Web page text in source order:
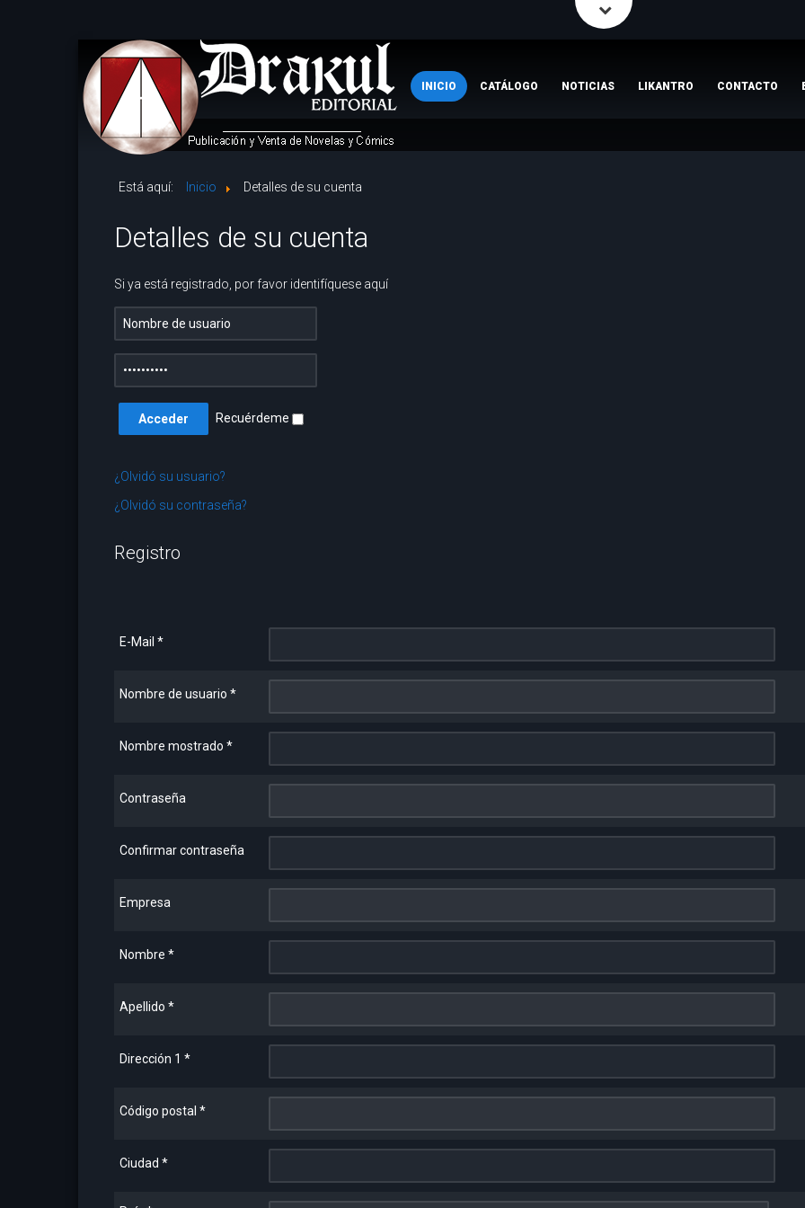
INICIO CATÁLOGO NOTICIAS LIKANTRO CONTACTO
Está aquí: Inicio Detalles de su cuenta
Detalles de su cuenta
Si ya está registrado, por favor identifíquese aquí
Recuérdeme
¿Olvidó su usuario?
¿Olvidó su contraseña?
Registro
E-Mail *
Nombre de usuario *
Nombre mostrado *
Contraseña
Confirmar contraseña
Empresa
Nombre *
Apellido *
Dirección 1 *
Código postal *
Ciudad *